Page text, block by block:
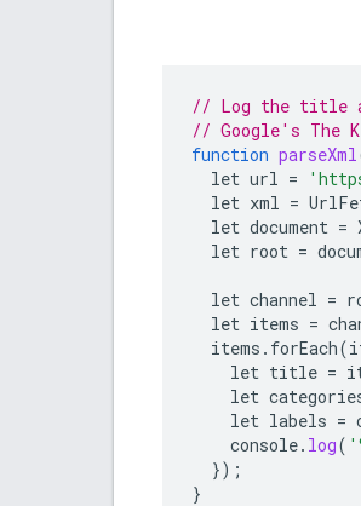
// Log the title
// Google's The
function parseXml
let url =
let xml =
let document =
let root =
let channel =
let items =
items . forEach(
let title =
let
let labels =
console. log(
});
}